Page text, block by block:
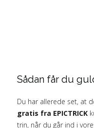
Sådan får du
Du har allerede set, at
gratis fra EPICTRICK
trin, når du går ind i